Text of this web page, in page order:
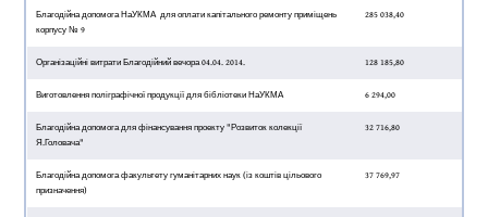
Благодійна допомога НаУКМА для оплати капітального ремонту приміщень
корпусу № 9
285 038,40
Організаційні витрати Благодійний вечора 04.04. 2014. 128 185,80
Виготовлення поліграфічної продукції для бібліотеки НаУКМА 6 294,00
Благодійна допомога для фінансування проекту "Розвиток колекції
Я.Головача"
32 716,80
Благодійна допомога факультету гуманітарних наук (із коштів цільового
призначення)
37 769,97